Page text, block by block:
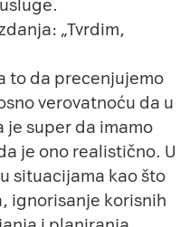
„Tvrdim,
to da precenjujemo
verovatnoću da u
je super da imamo
je ono realistično. U
situacijama kao što
ignorisanje korisnih